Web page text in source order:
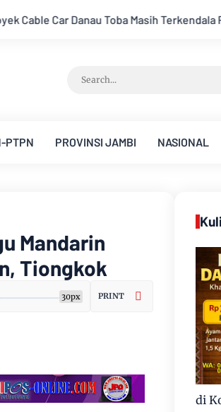
Pembebasan BPHTB di Sebagian
PTPN PROVINSI JAMBI NASIONAL
Mandarin
Tiongkok
30px PRINT
di